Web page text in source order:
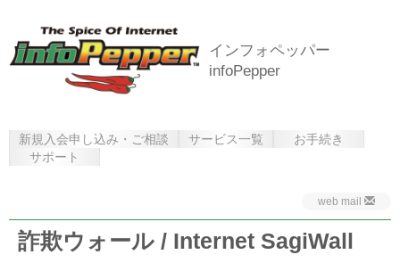
インフォペッパー
infoPepper
新規入会申し込み・ご相談 サービス一覧
お手続き
サポート
web mail
詐欺ウォール / Internet SagiWall